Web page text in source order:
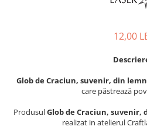
Bojdeuca "Ion Creanga", Iasi
Casa Junimii Iasi (Muzeul Vasile
Castelul Julia Hasdeu (Muzeul
Memorial B.P. Hasdeu)
Cazinoul Constanta
Nicolae Gane)
Magneti de frigider din lemn,
gravati
Personalitati istorice si culturale
12,00
Glob de Craciun, suvenir, din
care păstrează
ProdusulGlob de Craciun, suvenir,
realizat in atelierul